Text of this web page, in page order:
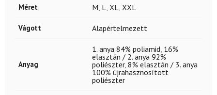
Méret M L XL XXL
Vágott Alapértelmezett
Anyag
1. anya 84% poliamid 16%
elasztán / 2. anya 92%
poliészter, 8% elasztán / 3. anya
100% újrahasznosított
poliészter